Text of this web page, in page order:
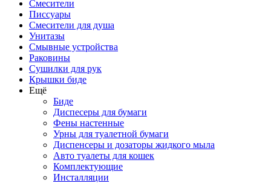
Смесители
Писсуары
Смесители для душа
Унитазы
Смывные устройства
Раковины
Сушилки для рук
Крышки биде
Ещё
Биде
Диспесеры для бумаги
Фены настенные
Урны для туалетной бумаги
Диспенсеры и дозаторы жидкого мыла
Авто туалеты для кошек
Комплектующие
Инсталляции